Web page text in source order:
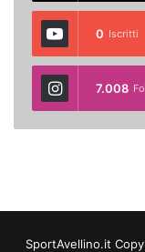
0 Iscritti
7.008
SportAvellino.it